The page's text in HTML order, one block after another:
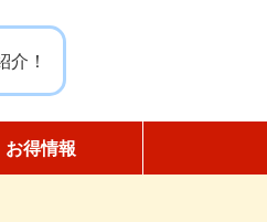
！
お得情報